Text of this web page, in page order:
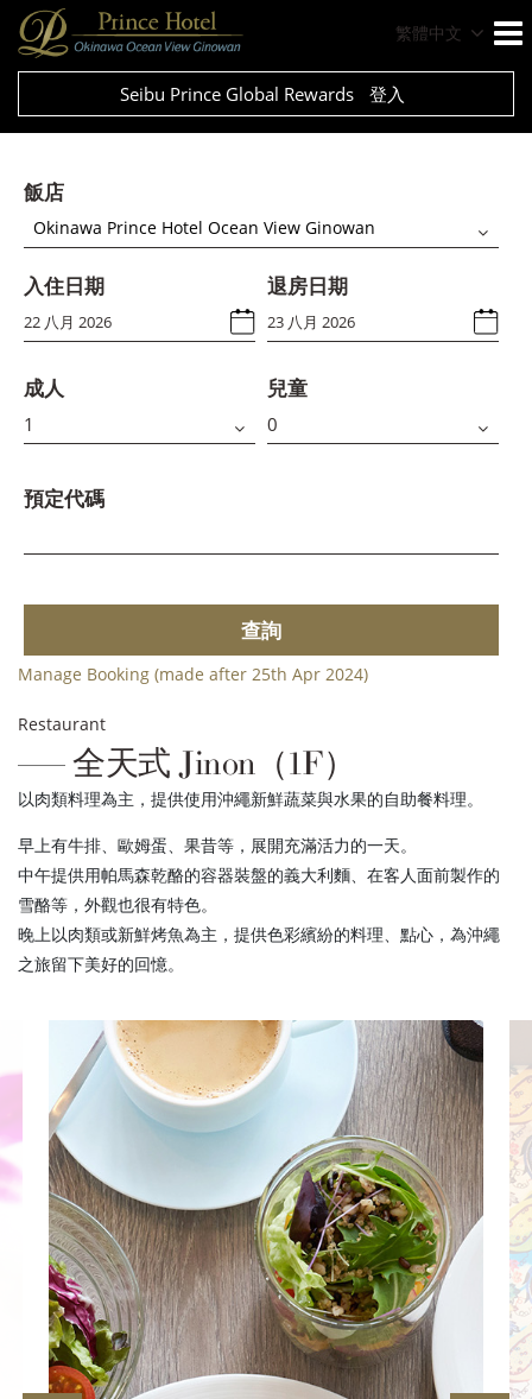
繁體中文
Seibu Prince Global Rewards 登入
飯店
Okinawa Prince Hotel Ocean View Ginowan
入住日期 退房日期
成人 兒童
預定代碼
查詢
Manage Booking (made after 25th Apr 2024)
Restaurant
全天式 Jinon（1F）
以肉類料理為主，提供使用沖繩新鮮蔬菜與水果的自助餐料理。
早上有牛排、歐姆蛋、果昔等，展開充滿活力的一天。
中午提供用帕馬森乾酪的容器裝盤的義大利麵、在客人面前製作的
雪酪等，外觀也很有特色。
晚上以肉類或新鮮烤魚為主，提供色彩繽紛的料理、點心，為沖繩
之旅留下美好的回憶。